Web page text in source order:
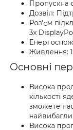
Пропускна
Дозвіл:
Роз'єм
3x
Живлення:
Основні
Висока
кількості
зможете
Висока